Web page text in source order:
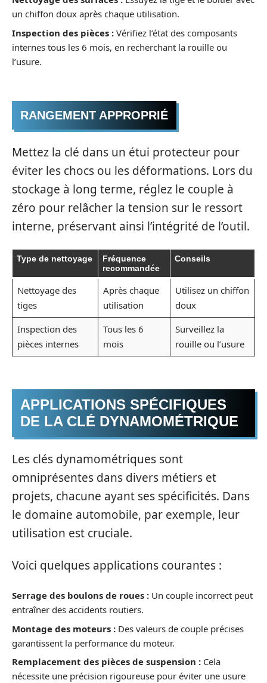
un chiffon doux après chaque utilisation.
Inspection des pièces : Vérifiez l’état des composants
internes tous les 6 mois, en recherchant la rouille ou
l’usure.
RANGEMENT APPROPRIÉ
Mettez la clé dans un étui protecteur pour
éviter les chocs ou les déformations. Lors du
stockage à long terme, réglez le couple à
zéro pour relâcher la tension sur le ressort
interne, préservant ainsi l’intégrité de l’outil.
Type de nettoyage
Fréquence
recommandée
Conseils
Nettoyage des
tiges
Après chaque
utilisation
Utilisez un chiffon
doux
Inspection des
pièces internes
Tous les 6
mois
Surveillez la
rouille ou l’usure
APPLICATIONS SPÉCIFIQUES
DE LA CLÉ DYNAMOMÉTRIQUE
Les clés dynamométriques sont
omniprésentes dans divers métiers et
projets, chacune ayant ses spécificités. Dans
le domaine automobile, par exemple, leur
utilisation est cruciale.
Voici quelques applications courantes :
Serrage des boulons de roues : Un couple incorrect peut
entraîner des accidents routiers.
Montage des moteurs : Des valeurs de couple précises
garantissent la performance du moteur.
Remplacement des pièces de suspension : Cela
nécessite une précision rigoureuse pour éviter une usure